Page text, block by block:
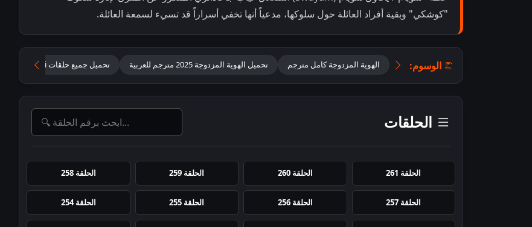
"كوشكي" وبقية أفراد العائلة حول سلوكها، مدعياً أنها تخفي أسراراً قد تسيء لسمعة العائلة.
الوسوم: الهوية المزدوجة كامل مترجم تحميل الهوية المزدوجة 2025 مترجم للعربية تحميل جميع حلقات jagadhatri مترجمة
الحلقات
الحلقة 261 الحلقة 260 الحلقة 259 الحلقة 258
الحلقة 257 الحلقة 256 الحلقة 255 الحلقة 254